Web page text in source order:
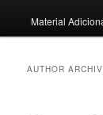
to
to
Material
AUTHOR